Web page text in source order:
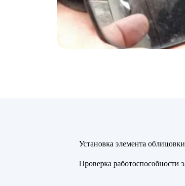
Установка элемента облицовки
Проверка работоспособности